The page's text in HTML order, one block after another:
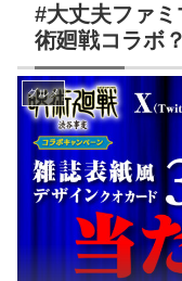
#大丈夫ファ
術廻戦コラボ？
グルメ